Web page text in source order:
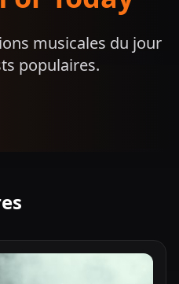
musicales du jour
populaires.